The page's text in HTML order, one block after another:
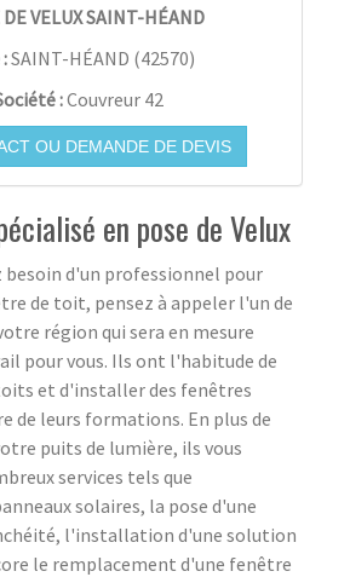
DE VELUX SAINT-HÉAND
SAINT-HÉAND (42570)
:Couvreur 42
OU DEMANDE DE DEVIS
en pose de Velux
besoin d'un professionnel pour
de toit, pensez à appeler l'un de
région qui sera en mesure
pour vous. Ils ont l'habitude de
et d'installer des fenêtres
de leurs formations. En plus de
puits de lumière, ils vous
services tels que
solaires, la pose d'une
l'installation d'une solution
le remplacement d'une fenêtre